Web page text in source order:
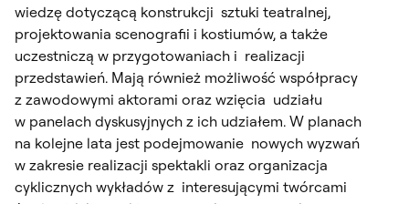
wiedzę dotyczącą konstrukcji sztuki teatralnej,
projektowania scenografii i kostiumów, a także
uczestniczą w przygotowaniach i realizacji
przedstawień. Mają również możliwość współpracy
z zawodowymi aktorami oraz wzięcia udziału
w panelach dyskusyjnych z ich udziałem. W planach
na kolejne lata jest podejmowanie nowych wyzwań
w zakresie realizacji spektakli oraz organizacja
cyklicznych wykładów z interesującymi twórcami